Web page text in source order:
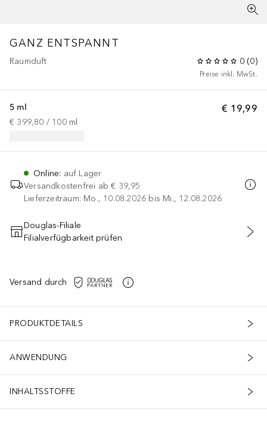
GANZ ENTSPANNT
Raumduft 0 (0)
Preise inkl. MwSt.
€ 19,99
5 ml
€ 399,80 / 100 ml
Online: auf Lager
Versandkostenfrei ab € 39,95
Lieferzeitraum: Mo., 10.08.2026 bis Mi., 12.08.2026
IN DEN WARENKORB
Douglas-Filiale
Filialverfügbarkeit prüfen
Versand durch
PRODUKTDETAILS
ANWENDUNG
INHALTSSTOFFE